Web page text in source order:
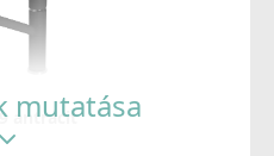
antracit
mutatása